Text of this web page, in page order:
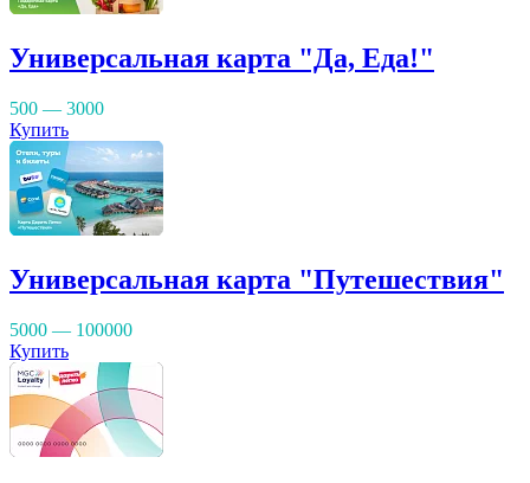
Универсальная карта "Да, Еда!"
500 — 3000
Купить
Универсальная карта "Путешествия"
5000 — 100000
Купить